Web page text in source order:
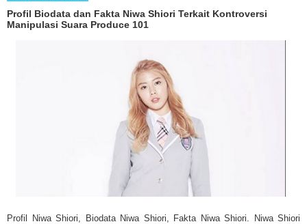
Profil Biodata dan Fakta Niwa Shiori Terkait Kontroversi
Manipulasi Suara Produce 101
Profil Niwa Shiori, Biodata Niwa Shiori, Fakta Niwa Shiori. Niwa Shiori